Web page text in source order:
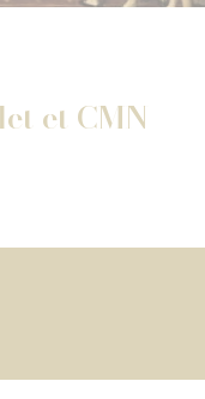
et CMN